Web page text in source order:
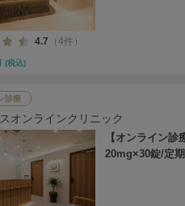
4.7 （4件）
(税込)
診療
オンラインクリニック
【オンライン
20mg×30錠/定